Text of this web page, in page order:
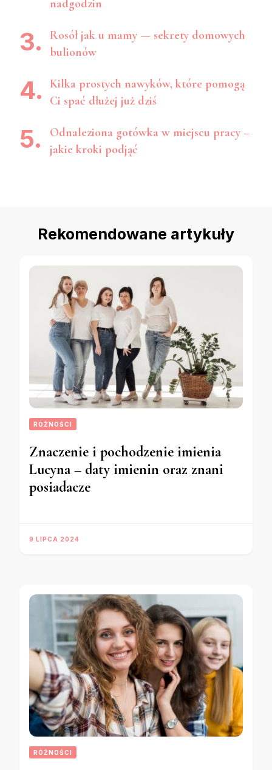
nadgodzin
Rosół jak u mamy — sekrety domowych
bulionów
Kilka prostych nawyków, które pomogą
Ci spać dłużej już dziś
Odnaleziona gotówka w miejscu pracy –
jakie kroki podjąć
Rekomendowane artykuły
RÓŻNOŚCI
Znaczenie i pochodzenie imienia
Lucyna – daty imienin oraz znani
posiadacze
9 LIPCA 2024
RÓŻNOŚCI